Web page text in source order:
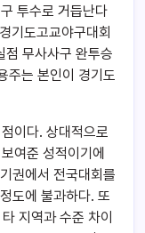
투수로 거듭난다
기도고교야구대회
무사사구 완투승
주는 본인이 경기도
이다. 상대적으로
여준 성적이기에
권에서 전국대회를
도에 불과하다. 또
지역과 수준 차이